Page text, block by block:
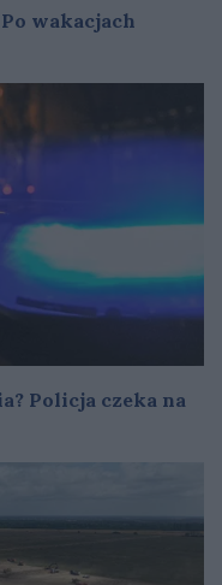
wakacjach
Policja czeka na